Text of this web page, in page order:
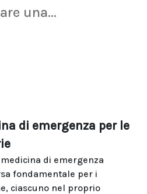
una...
di emergenza per le
di emergenza
fondamentale per i
ciascuno nel proprio